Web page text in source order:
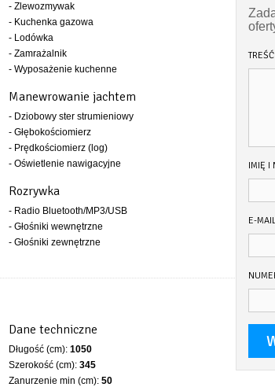
- Zlewozmywak
- Kuchenka gazowa
- Lodówka
- Zamrażalnik
- Wyposażenie kuchenne
Manewrowanie jachtem
- Dziobowy ster strumieniowy
- Głębokościomierz
- Prędkościomierz (log)
- Oświetlenie nawigacyjne
Rozrywka
- Radio Bluetooth/MP3/USB
- Głośniki wewnętrzne
- Głośniki zewnętrzne
Dane techniczne
Długość (cm): 1050
Szerokość (cm): 345
Zanurzenie min (cm): 50
IMIĘ I
E-